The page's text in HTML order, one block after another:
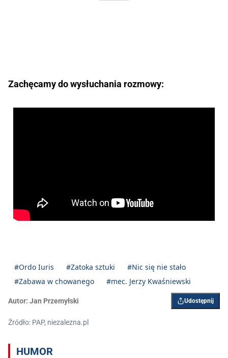
Zachęcamy do wysłuchania rozmowy:
#Ordo Iuris #Zatoka sztuki
#Nic się nie stało
#Zabawa w chowanego
#mec. Jerzy Kwaśniewski
Autor: Jan Przemyłski Udostępnij
Źródło: PAP, niezalezna.pl
HUMOR